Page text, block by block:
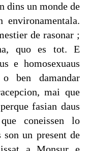
dins un monde de
de rasonar ;
quo es tot. E
e homosexuaus
ben damandar
mai que
fasian daus
coneissen lo
un present de